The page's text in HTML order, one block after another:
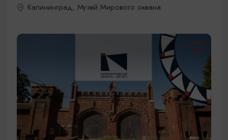
Калининград, Музей Мирового океана